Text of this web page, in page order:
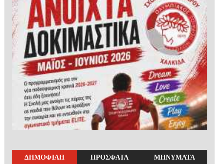
ΔΗΜΟΦΙΛΗ ΠΡΟΣΦΑΤΑ ΜΗΝΥΜΑΤΑ